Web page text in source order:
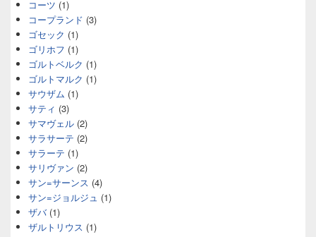
コーツ (1)
コープランド (3)
ゴセック (1)
ゴリホフ (1)
ゴルトベルク (1)
ゴルトマルク (1)
サウザム (1)
サティ (3)
サマヴェル (2)
サラサーテ (2)
サラーテ (1)
サリヴァン (2)
サン=サーンス (4)
サン=ジョルジュ (1)
ザバ(1)
ザルトリウス (1)